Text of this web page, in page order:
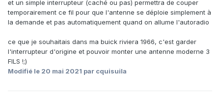
et un simple interrupteur (caché ou pas) permettra de couper
temporairement ce fil pour que l'antenne se déploie simplement à
la demande et pas automatiquement quand on allume l'autoradio
ce que je souhaitais dans ma buick riviera 1966, c'est garder
l'interrupteur d'origine et pouvoir monter une antenne moderne 3
FILS !;)
Modifié le 20 mai 2021 par cquisuila